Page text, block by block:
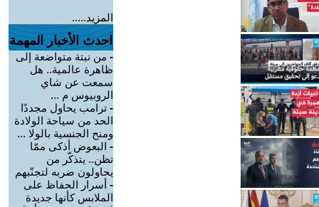
المزيد.....
احدث الأخبار المهمة
- من نبتة متواضعة إلى
ظاهرة عالمية.. هل
سمعت عن شاي
الروبيوس م ...
- ترامب يحاول مجددًا
الحد من سياحة الولادة
ومنح الجنسية بالولا ...
- البعوض أذكى ممّا
تظن.. يتذكّر من
يحاولون ضربه لتجنّبهم
- أسرار الحفاظ على
الملابس كأنها جديدة